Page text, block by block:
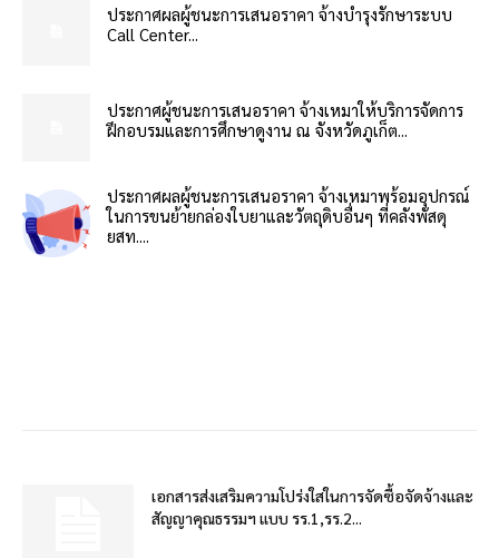
ประกาศผลผู้ชนะการเสนอราคา จ้างบำรุงรักษาระบบ
Call Center...
ประกาศผู้ชนะการเสนอราคา จ้างเหมาให้บริการจัดการ
ฝึกอบรมและการศึกษาดูงาน ณ จังหวัดภูเก็ต...
ประกาศผลผู้ชนะการเสนอราคา จ้างเหมาพร้อมอุปกรณ์
ในการขนย้ายกล่องใบยาและวัตถุดิบอื่นๆ ที่คลังพัสดุ
ยสท....
เอกสารส่งเสริมความโปร่งใสในการจัดซื้อจัดจ้างและ
สัญญาคุณธรรมฯ แบบ รร.1,รร.2...